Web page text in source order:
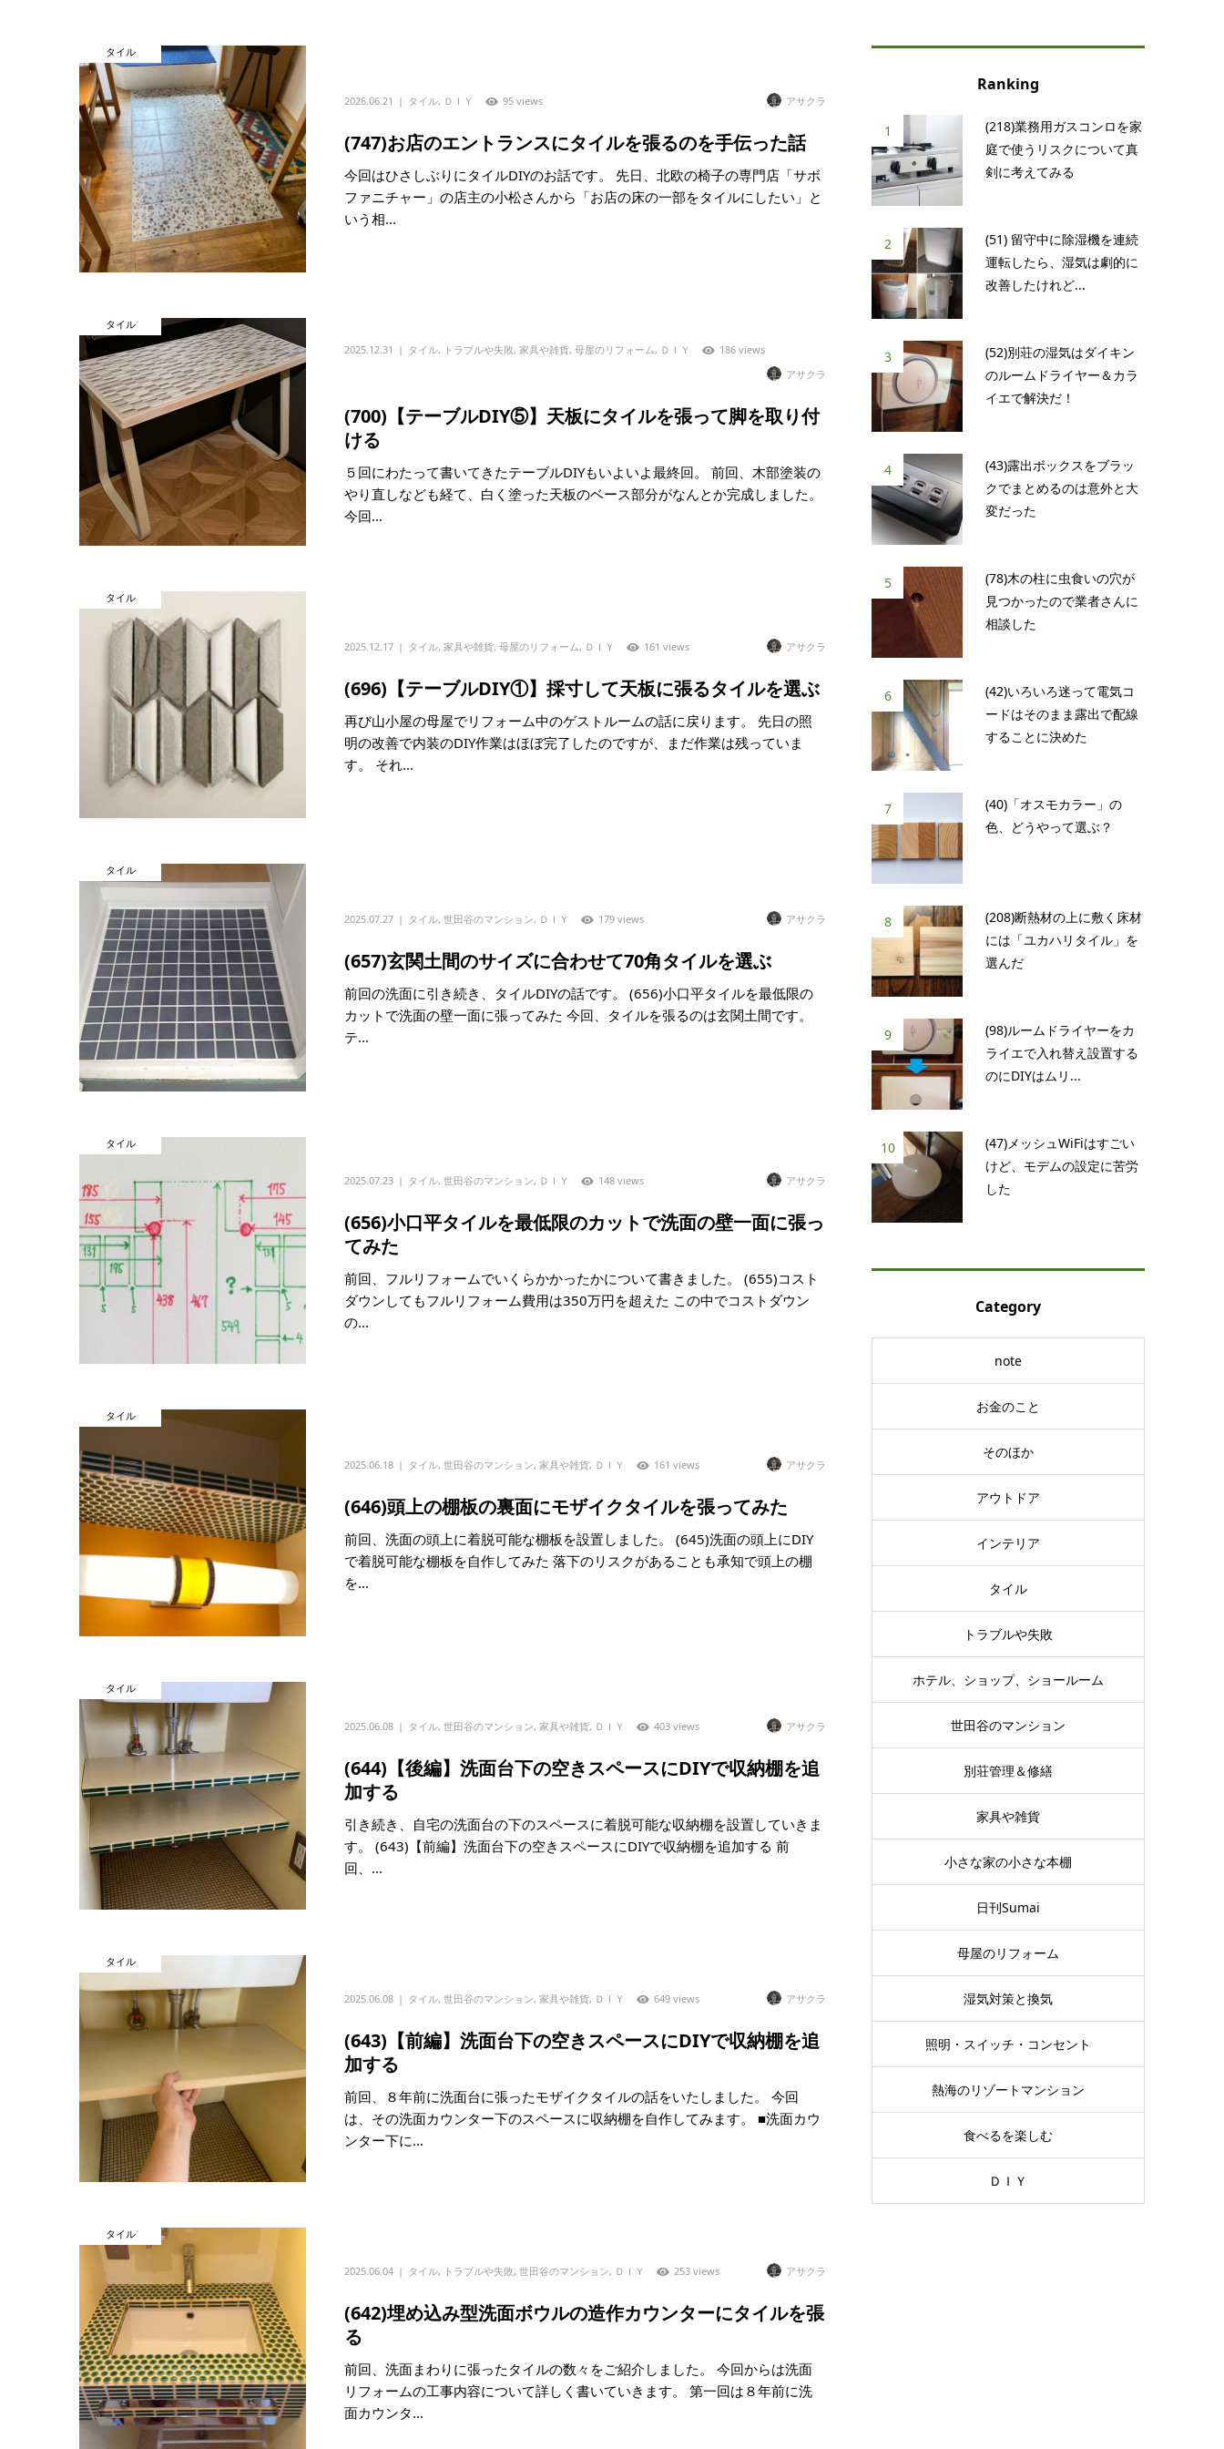
タイル
2026.06.21 タイル, ＤＩＹ 95 views アサクラ
(747)お店のエントランスにタイルを張るのを手伝った話
今回はひさしぶりにタイルDIYのお話です。 先日、北欧の椅子の専門店「サボ
ファニチャー」の店主の小松さんから「お店の床の一部をタイルにしたい」と
いう相...
タイル
2025.12.31
タイル, トラブルや失敗,家具や雑貨,母屋のリフォーム, ＤＩＹ
186 views
アサクラ
(700)【テーブルDIY⑤】天板にタイルを張って脚を取り付
ける
５回にわたって書いてきたテーブルDIYもいよいよ最終回。 前回、木部塗装の
やり直しなども経て、白く塗った天板のベース部分がなんとか完成しました。
今回...
タイル
2025.12.17 タイル,家具や雑貨,母屋のリフォーム, ＤＩＹ 161 views アサクラ
(696)【テーブルDIY①】採寸して天板に張るタイルを選ぶ
再び山小屋の母屋でリフォーム中のゲストルームの話に戻ります。 先日の照
明の改善で内装のDIY作業はほぼ完了したのですが、まだ作業は残っていま
す。 それ...
タイル
2025.07.27 タイル,世田谷のマンション, ＤＩＹ 179 views アサクラ
(657)玄関土間のサイズに合わせて70角タイルを選ぶ
前回の洗面に引き続き、タイルDIYの話です。 (656)小口平タイルを最低限の
カットで洗面の壁一面に張ってみた 今回、タイルを張るのは玄関土間です。
テ...
タイル
2025.07.23 タイル,世田谷のマンション, ＤＩＹ 148 views アサクラ
(656)小口平タイルを最低限のカットで洗面の壁一面に張っ
てみた
前回、フルリフォームでいくらかかったかについて書きました。 (655)コスト
ダウンしてもフルリフォーム費用は350万円を超えた この中でコストダウン
の...
タイル
2025.06.18 タイル,世田谷のマンション,家具や雑貨, ＤＩＹ 161 views アサクラ
(646)頭上の棚板の裏面にモザイクタイルを張ってみた
前回、洗面の頭上に着脱可能な棚板を設置しました。 (645)洗面の頭上にDIY
で着脱可能な棚板を自作してみた 落下のリスクがあることも承知で頭上の棚
を...
タイル
2025.06.08 タイル,世田谷のマンション,家具や雑貨, ＤＩＹ 403 views アサクラ
(644)【後編】洗面台下の空きスペースにDIYで収納棚を追
加する
引き続き、自宅の洗面台の下のスペースに着脱可能な収納棚を設置していきま
す。 (643)【前編】洗面台下の空きスペースにDIYで収納棚を追加する 前
回、...
タイル
2025.06.08 タイル,世田谷のマンション,家具や雑貨, ＤＩＹ 649 views アサクラ
(643)【前編】洗面台下の空きスペースにDIYで収納棚を追
加する
前回、８年前に洗面台に張ったモザイクタイルの話をいたしました。 今回
は、その洗面カウンター下のスペースに収納棚を自作してみます。 ■洗面カウ
ンター下に...
タイル
2025.06.04 タイル, トラブルや失敗,世田谷のマンション, ＤＩＹ 253 views アサクラ
(642)埋め込み型洗面ボウルの造作カウンターにタイルを張
る
前回、洗面まわりに張ったタイルの数々をご紹介しました。 今回からは洗面
リフォームの工事内容について詳しく書いていきます。 第一回は８年前に洗
面カウンタ...
Ranking
1
(218)業務用ガスコンロを家
庭で使うリスクについて真
剣に考えてみる
2
(51) 留守中に除湿機を連続
運転したら、湿気は劇的に
改善したけれど...
3
(52)別荘の湿気はダイキン
のルームドライヤー＆カラ
イエで解決だ！
4
(43)露出ボックスをブラッ
クでまとめるのは意外と大
変だった
5
(78)木の柱に虫食いの穴が
見つかったので業者さんに
相談した
6
(42)いろいろ迷って電気コ
ードはそのまま露出で配線
することに決めた
7
(40)「オスモカラー」の
色、どうやって選ぶ？
8
(208)断熱材の上に敷く床材
には「ユカハリタイル」を
選んだ
9
(98)ルームドライヤーをカ
ライエで入れ替え設置する
のにDIYはムリ...
10
(47)メッシュWiFiはすごい
けど、モデムの設定に苦労
した
Category
note
お金のこと
そのほか
アウトドア
インテリア
タイル
トラブルや失敗
ホテル、ショップ、ショールーム
世田谷のマンション
別荘管理＆修繕
家具や雑貨
小さな家の小さな本棚
日刊Sumai
母屋のリフォーム
湿気対策と換気
照明・スイッチ・コンセント
熱海のリゾートマンション
食べるを楽しむ
ＤＩＹ